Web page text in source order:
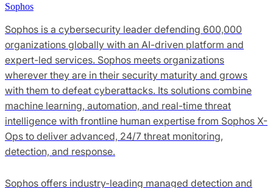
Sophos
Sophos is a cybersecurity leader defending 600,000
organizations globally with an AI-driven platform and
expert-led services. Sophos meets organizations
wherever they are in their security maturity and grows
with them to defeat cyberattacks. Its solutions combine
machine learning, automation, and real-time threat
intelligence with frontline human expertise from Sophos X-
Ops to deliver advanced, 24/7 threat monitoring,
detection, and response.
Sophos offers industry-leading managed detection and